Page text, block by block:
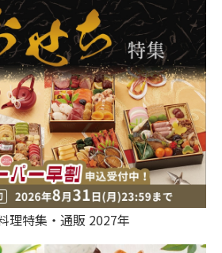
理特集・通販 2027年